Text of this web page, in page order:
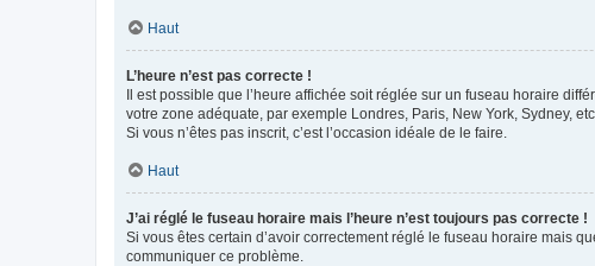
Haut
L’heure n’est pas correcte !
Il est possible que l’heure affichée soit réglée sur un fuseau horaire
votre zone adéquate, par exemple Londres, Paris, New York, Sydney,
Si vous n’êtes pas inscrit, c’est l’occasion idéale de le faire.
Haut
J’ai réglé le fuseau horaire mais l’heure n’est toujours pas correcte !
Si vous êtes certain d’avoir correctement réglé le fuseau horaire mais
communiquer ce problème.